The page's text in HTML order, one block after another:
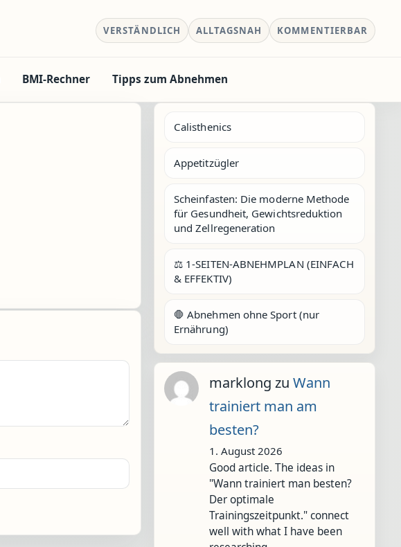
VERSTÄNDLICH ALLTAGSNAH KOMMENTIERBAR
BMI-Rechner Tipps zum Abnehmen
Calisthenics
Appetitzügler
Scheinfasten: Die moderne Methode
für Gesundheit, Gewichtsreduktion
und Zellregeneration
⚖️ 1-SEITEN-ABNEHMPLAN (EINFACH
& EFFEKTIV)
🛑 Abnehmen ohne Sport (nur
Ernährung)
marklong zu Wann
trainiert man am
besten?
1. August 2026
Good article. The ideas in
"Wann trainiert man besten?
Der optimale
Trainingszeitpunkt." connect
well with what I have been